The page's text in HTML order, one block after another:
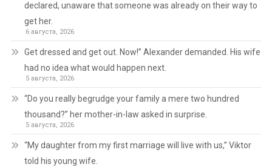
declared, unaware that someone was already on their way to
get her.
6 августа, 2026
Get dressed and get out. Now!” Alexander demanded. His wife
had no idea what would happen next.
5 августа, 2026
“Do you really begrudge your family a mere two hundred
thousand?” her mother-in-law asked in surprise.
5 августа, 2026
“My daughter from my first marriage will live with us,” Viktor
told his young wife.